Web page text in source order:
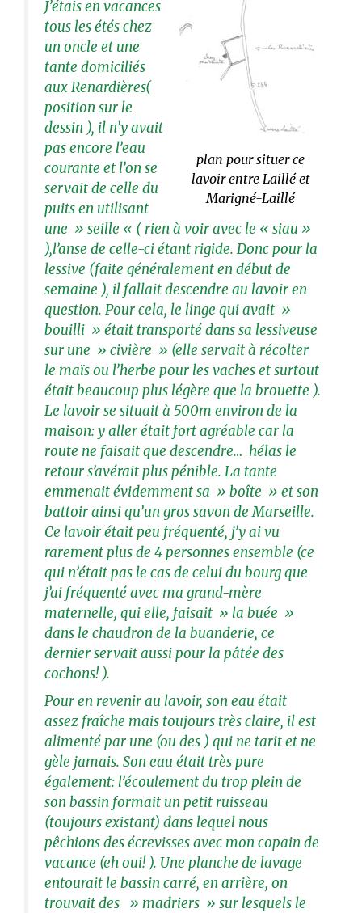
plan pour situer ce
lavoir entre Laillé et
Marigné-Laillé
J’étais en vacances
tous les étés chez
un oncle et une
tante domiciliés
aux Renardières(
position sur le
dessin ), il n’y avait
pas encore l’eau
courante et l’on se
servait de celle du
puits en utilisant
une » seille « ( rien à voir avec le « siau »
),l’anse de celle-ci étant rigide. Donc pour la
lessive (faite généralement en début de
semaine ), il fallait descendre au lavoir en
question. Pour cela, le linge qui avait »
bouilli » était transporté dans sa lessiveuse
sur une » civière » (elle servait à récolter
le maïs ou l’herbe pour les vaches et surtout
était beaucoup plus légère que la brouette ).
Le lavoir se situait à 500m environ de la
maison: y aller était fort agréable car la
route ne faisait que descendre… hélas le
retour s’avérait plus pénible. La tante
emmenait évidemment sa » boîte » et son
battoir ainsi qu’un gros savon de Marseille.
Ce lavoir était peu fréquenté, j’y ai vu
rarement plus de 4 personnes ensemble (ce
qui n’était pas le cas de celui du bourg que
j’ai fréquenté avec ma grand-mère
maternelle, qui elle, faisait » la buée »
dans le chaudron de la buanderie, ce
dernier servait aussi pour la pâtée des
cochons! ).
Pour en revenir au lavoir, son eau était
assez fraîche mais toujours très claire, il est
alimenté par une (ou des ) qui ne tarit et ne
gèle jamais. Son eau était très pure
également: l’écoulement du trop plein de
son bassin formait un petit ruisseau
(toujours existant) dans lequel nous
pêchions des écrevisses avec mon copain de
vacance (eh oui! ). Une planche de lavage
entourait le bassin carré, en arrière, on
trouvait des » madriers » sur lesquels le